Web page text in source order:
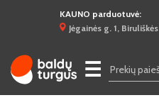
KAUNO parduotuvė:
Jėgainės g. 1, Biruliškės
☰